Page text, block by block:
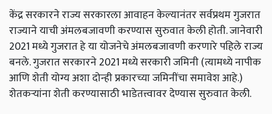
केंद्र सरकारने राज्य सरकारला आवाहन केल्यानंतर सर्वप्रथम गुजरात
राज्याने याची अंमलबजावणी करण्यास सुरुवात केली होती. जानेवारी
2021 मध्ये गुजरात हे या योजनेचे अंमलबजावणी करणारे पहिले राज्य
बनले. गुजरात सरकारने 2021 मध्ये सरकारी जमिनी (त्यामध्ये नापीक
आणि शेती योग्य अशा दोन्ही प्रकारच्या जमिनींचा समावेश आहे.)
शेतकऱ्यांना शेती करण्यासाठी भाडेतत्त्वावर देण्यास सुरुवात केली.